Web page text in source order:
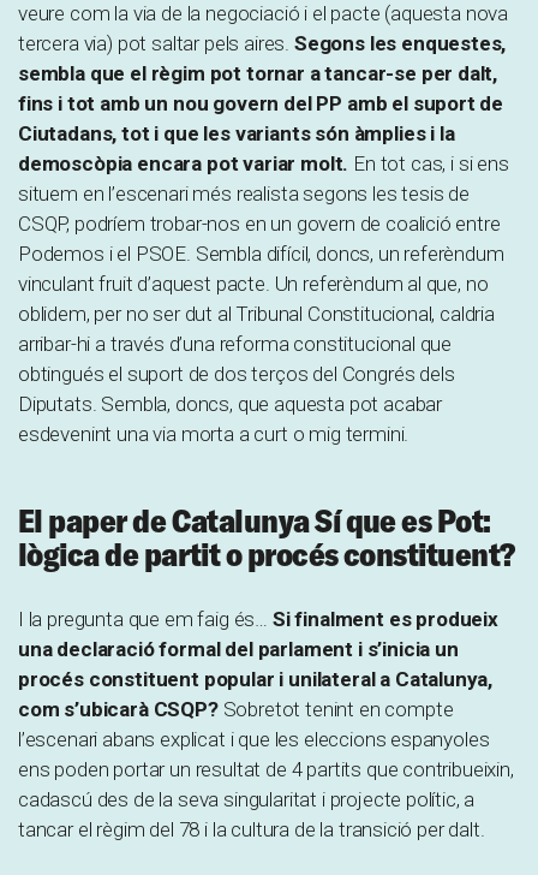
veure com la via de la negociació i el pacte (aquesta nova
tercera via) pot saltar pels aires. Segons les enquestes,
sembla que el règim pot tornar a tancar-se per dalt,
fins i tot amb un nou govern del PP amb el suport de
Ciutadans, tot i que les variants són àmplies i la
demoscòpia encara pot variar molt. En tot cas, i si ens
situem en l’escenari més realista segons les tesis de
CSQP, podríem trobar-nos en un govern de coalició entre
Podemos i el PSOE. Sembla difícil, doncs, un referèndum
vinculant fruit d’aquest pacte. Un referèndum al que, no
oblidem, per no ser dut al Tribunal Constitucional, caldria
arribar-hi a través d’una reforma constitucional que
obtingués el suport de dos terços del Congrés dels
Diputats. Sembla, doncs, que aquesta pot acabar
esdevenint una via morta a curt o mig termini.
El paper de Catalunya Sí que es Pot:
lògica de partit o procés constituent?
I la pregunta que em faig és… Si finalment es produeix
una declaració formal del parlament i s’inicia un
procés constituent popular i unilateral a Catalunya,
com s’ubicarà CSQP?Sobretot tenint en compte
l’escenari abans explicat i que les eleccions espanyoles
ens poden portar un resultat de 4 partits que contribueixin,
cadascú des de la seva singularitat i projecte polític, a
tancar el règim del 78 i la cultura de la transició per dalt.